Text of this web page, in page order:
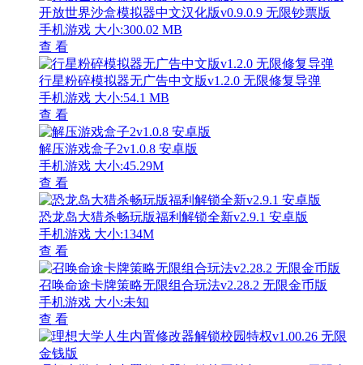
开放世界沙盒模拟器中文汉化版v0.9.0.9 无限钞票版
手机游戏 大小:300.02 MB
查 看
行星粉碎模拟器无广告中文版v1.2.0 无限修复导弹
手机游戏 大小:54.1 MB
查 看
解压游戏盒子2v1.0.8 安卓版
手机游戏 大小:45.29M
查 看
恐龙岛大猎杀畅玩版福利解锁全新v2.9.1 安卓版
手机游戏 大小:134M
查 看
召唤命途卡牌策略无限组合玩法v2.28.2 无限金币版
手机游戏 大小:未知
查 看